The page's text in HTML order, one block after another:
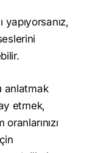
yapıyorsanız,
anlatmak
etmek,